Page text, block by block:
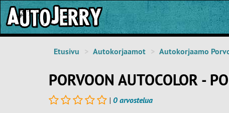
Etusivu Autokorjaamot Autokorjaamo
PORVOON AUTOCOLOR -
| 0 arvostelua